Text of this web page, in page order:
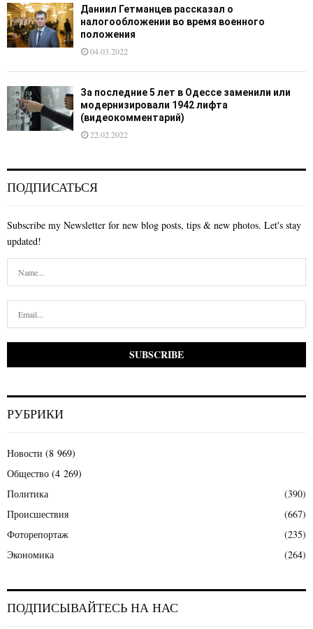
Даниил Гетманцев рассказал о
налогообложении во время военного
положения
04.03.2022
За последние 5 лет в Одессе заменили или
модернизировали 1942 лифта
(видеокомментарий)
22.02.2022
ПОДПИСАТЬСЯ
Subscribe my Newsletter for new blog posts, tips & new photos. Let's stay
updated!
РУБРИКИ
Новости (8 969)
Общество (4 269)
Политика
(390)
Происшествия
(667)
Фоторепортаж
(235)
Экономика
(264)
ПОДПИСЫВАЙТЕСЬ НА НАС